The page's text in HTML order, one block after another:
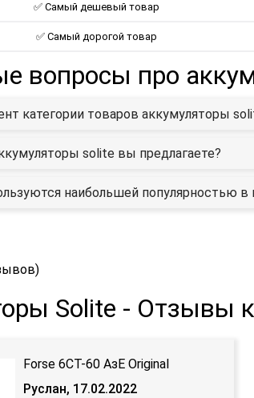
✅ Самый дешевый товар
✅ Самый дорогой товар
вопросы про
категории товаров aккумуляторы
solite вы предлагаете?
наибольшей популярностью в
Solite - Отзывы
Forse 6СТ-60 АзЕ Original
Руслан, 17.02.2022